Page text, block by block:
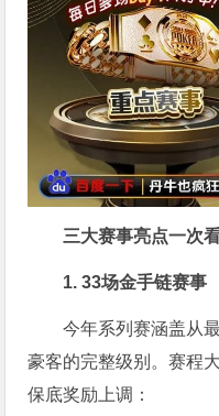
三大赛事亮点一次
1. 33场金手链赛事
今年系列赛涵盖从
豪客的完整级别。赛程
保底奖励上调：